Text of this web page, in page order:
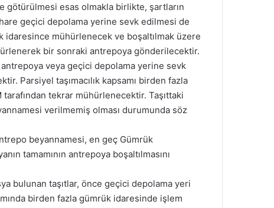
götürülmesi esas olmakla birlikte, şartların
geçici depolama yerine sevk edilmesi de
idaresince mühürlenecek ve boşaltılmak üzere
bir sonraki antrepoya gönderilecektir.
veya geçici depolama yerine sevk
Parsiyel taşımacılık kapsamı birden fazla
tekrar mühürlenecektir. Taşıttaki
verilmemiş olması durumunda söz
beyannamesi, en geç Gümrük
tamamının antrepoya boşaltılmasını
bulunan taşıtlar, önce geçici depolama yeri
birden fazla gümrük idaresinde işlem